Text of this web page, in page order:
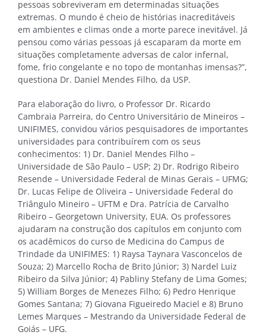
pessoas sobreviveram em determinadas situações
extremas. O mundo é cheio de histórias inacreditáveis
em ambientes e climas onde a morte parece inevitável. Já
pensou como várias pessoas já escaparam da morte em
situações completamente adversas de calor infernal,
fome, frio congelante e no topo de montanhas imensas?”,
questiona Dr. Daniel Mendes Filho, da USP.
Para elaboração do livro, o Professor Dr. Ricardo
Cambraia Parreira, do Centro Universitário de Mineiros –
UNIFIMES, convidou vários pesquisadores de importantes
universidades para contribuírem com os seus
conhecimentos: 1) Dr. Daniel Mendes Filho –
Universidade de São Paulo – USP; 2) Dr. Rodrigo Ribeiro
Resende – Universidade Federal de Minas Gerais – UFMG;
Dr. Lucas Felipe de Oliveira – Universidade Federal do
Triângulo Mineiro – UFTM e Dra. Patrícia de Carvalho
Ribeiro – Georgetown University, EUA. Os professores
ajudaram na construção dos capítulos em conjunto com
os acadêmicos do curso de Medicina do Campus de
Trindade da UNIFIMES: 1) Raysa Taynara Vasconcelos de
Souza; 2) Marcello Rocha de Brito Júnior; 3) Nardel Luiz
Ribeiro da Silva Júnior; 4) Pabliny Stefany de Lima Gomes;
5) William Borges de Menezes Filho; 6) Pedro Henrique
Gomes Santana; 7) Giovana Figueiredo Maciel e 8) Bruno
Lemes Marques – Mestrando da Universidade Federal de
Goiás – UFG.